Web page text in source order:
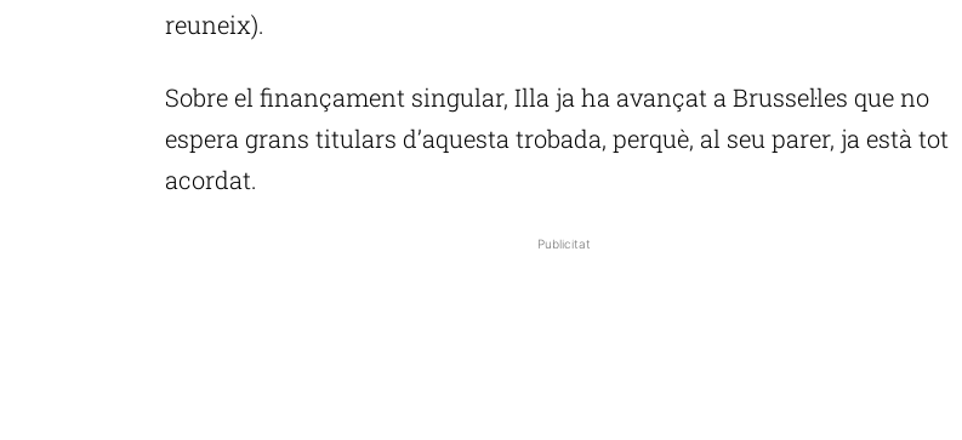
reuneix).
Sobre el finançament singular, Illa ja ha avançat a Brussel·les que no
espera grans titulars d’aquesta trobada, perquè, al seu parer, ja està tot
acordat.
Publicitat